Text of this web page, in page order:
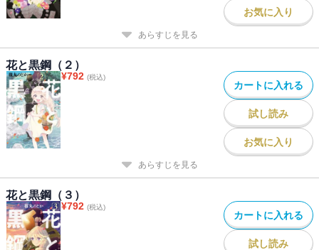
お気に入り
あらすじを見る
花と黒鋼（２）
¥792 (税込)
カートに入れる
試し読み
お気に入り
あらすじを見る
花と黒鋼（３）
¥792 (税込)
カートに入れる
試し読み